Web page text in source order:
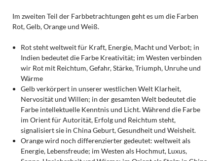
Im zweiten Teil der Farbbetrachtungen geht es um die Farben
Rot, Gelb, Orange und Weiß.
Rot steht weltweit für Kraft, Energie, Macht und Verbot; in
Indien bedeutet die Farbe Kreativität; im Westen verbinden
wir Rot mit Reichtum, Gefahr, Stärke, Triumph, Unruhe und
Wärme
Gelb verkörpert in unserer westlichen Welt Klarheit,
Nervosität und Willen; in der gesamten Welt bedeutet die
Farbe intellektuelle Kenntnis und Licht. Während die Farbe
im Orient für Autorität, Erfolg und Reichtum steht,
signalisiert sie in China Geburt, Gesundheit und Weisheit.
Orange wird noch differenzierter gedeutet: weltweit als
Energie, Lebensfreude; im Westen als Hochmut, Luxus,